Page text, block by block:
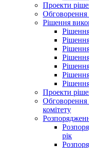
Проекти
Обговорення
Рішення
Проекти
Обговорення
комітету
рік